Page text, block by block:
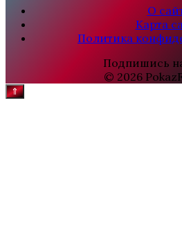
О
Карта
Политика
Подпишись
© 2026